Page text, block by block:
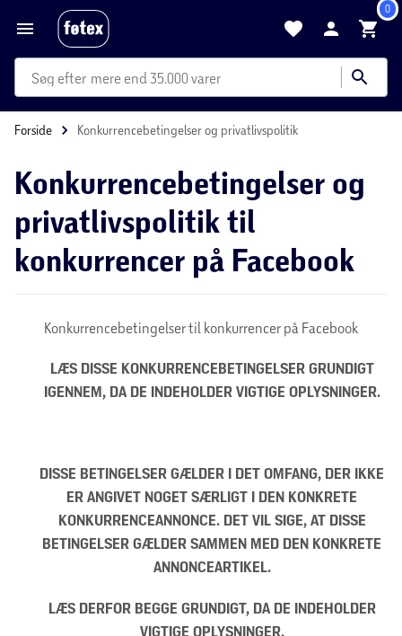
0
mere end 35.000 varer
Forside Konkurrencebetingelser og privatlivspolitik
Konkurrencebetingelser og
privatlivspolitik til
konkurrencer på Facebook
Konkurrencebetingelser til konkurrencer på Facebook
LÆS DISSE KONKURRENCEBETINGELSER GRUNDIGT
IGENNEM, DA DE INDEHOLDER VIGTIGE OPLYSNINGER.
DISSE BETINGELSER GÆLDER I DET OMFANG, DER IKKE
ER ANGIVET NOGET SÆRLIGT I DEN KONKRETE
KONKURRENCEANNONCE. DET VIL SIGE, AT DISSE
BETINGELSER GÆLDER SAMMEN MED DEN KONKRETE
ANNONCEARTIKEL.
LÆS DERFOR BEGGE GRUNDIGT, DA DE INDEHOLDER
VIGTIGE OPLYSNINGER.